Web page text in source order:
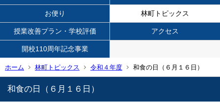
お便り 林町トピックス
授業改善プラン・学校評価 アクセス
開校110周年記念事業
ホーム 林町トピックス 令和４年度 和食の日（６月１６日）
和食の日（６月１６日）